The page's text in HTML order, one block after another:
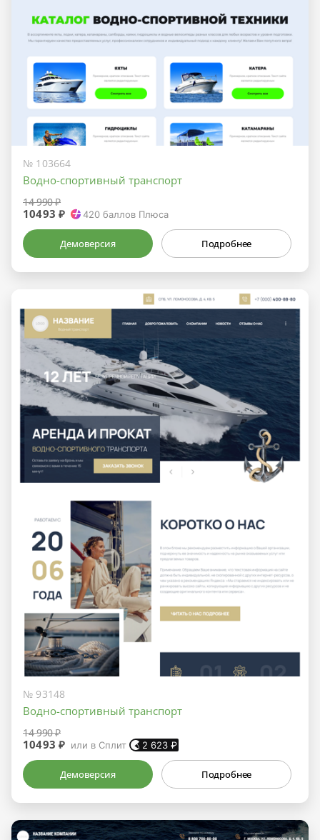
№ 103664
Водно-спортивный транспорт
14 990 ₽
10493 ₽ 420 баллов Плюса
Демоверсия Подробнее
№ 93148
Водно-спортивный транспорт
14 990 ₽
10493 ₽ или в Сплит 2 623 ₽
Демоверсия Подробнее